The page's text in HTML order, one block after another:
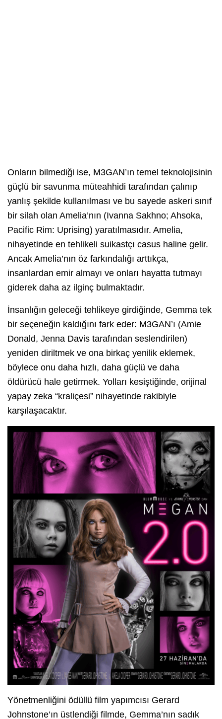
Onların bilmediği ise, M3GAN’ın temel teknolojisinin
güçlü bir savunma müteahhidi tarafından çalınıp
yanlış şekilde kullanılması ve bu sayede askeri sınıf
bir silah olan Amelia’nın (Ivanna Sakhno; Ahsoka,
Pacific Rim: Uprising) yaratılmasıdır. Amelia,
nihayetinde en tehlikeli suikastçı casus haline gelir.
Ancak Amelia’nın öz farkındalığı arttıkça,
insanlardan emir almayı ve onları hayatta tutmayı
giderek daha az ilginç bulmaktadır.
İnsanlığın geleceği tehlikeye girdiğinde, Gemma tek
bir seçeneğin kaldığını fark eder: M3GAN’ı (Amie
Donald, Jenna Davis tarafından seslendirilen)
yeniden diriltmek ve ona birkaç yenilik eklemek,
böylece onu daha hızlı, daha güçlü ve daha
öldürücü hale getirmek. Yolları kesiştiğinde, orijinal
yapay zeka “kraliçesi” nihayetinde rakibiyle
karşılaşacaktır.
Yönetmenliğini ödüllü film yapımcısı Gerard
Johnstone’ın üstlendiği filmde, Gemma’nın sadık